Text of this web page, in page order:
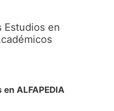
Estudios en
ALFAPEDIA